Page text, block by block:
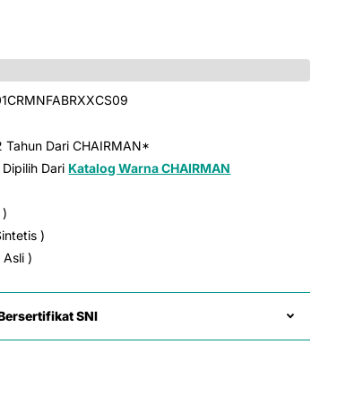
Tahun Dari CHAIRMAN*
Dari Katalog Warna CHAIRMAN
)
)
SNI